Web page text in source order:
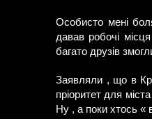
Особисто мені
давав робочі
багато друзів
Заявляли , що в
пріоритет для
Ну , а поки хтось «